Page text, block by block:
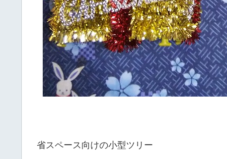
省スペース向けの小型ツリー